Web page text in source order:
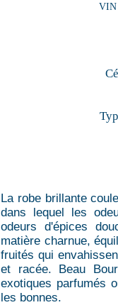
VIN
La robe brillante
dans lequel les
odeurs d'épices
matière charnue,
fruités qui
et racée. Beau
exotiques parfumés
les bonnes.